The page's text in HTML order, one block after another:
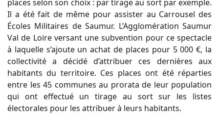
places selon son choix : partirage au sort par exemple.
Il a été fait de même pour assister au Carrousel des
Écoles Militaires de Saumur. L’Agglomération Saumur
Val de Loire versant une subvention pour ce spectacle
à laquelle s’ajoute un achat de places pour 5 000 €, la
collectivité a décidé d’attribuer ces dernières aux
habitants du territoire. Ces places ont été réparties
entre les 45 communes au prorata de leur population
qui ont effectué un tirage au sort sur les listes
électorales pour les attribuer à leurs habitants.